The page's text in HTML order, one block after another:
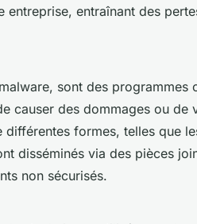
entreprise, entraînant des
sont des programmes
causer des dommages ou de
formes, telles que
disséminés via des pièces
non sécurisés.